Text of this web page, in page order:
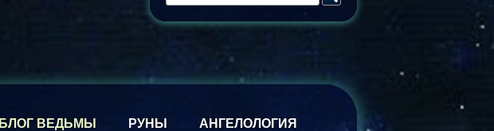
БЛОГ ВЕДЬМЫ РУНЫ АНГЕЛОЛОГИЯ